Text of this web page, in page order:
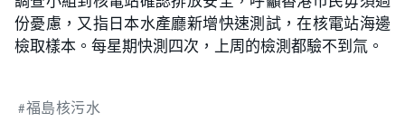
份憂慮，又指日本水產廳新增快速測試，在核電站海邊
檢取樣本。每星期快測四次，上周的檢測都驗不到氚。
福島核污水